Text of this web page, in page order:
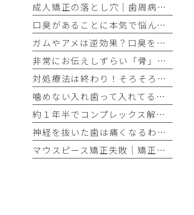
成人矯正の落とし穴｜歯周病放置で歯が抜けた
口臭があることに本気で悩んでいるのなら、口臭を本気で治そう
ガムやアメは逆効果？口臭を「ごまかす人」と「治す人」の決定的な違い
非常にお伝えしずらい「骨」の話・・・骨は元には戻せない？
対処療法は終わり！そろそろ本気でお口の健康とは何かを考えませんか
噛めない入れ歯って入れてる意味ありますか？
約１年半でコンプレックス解消｜大変だけどやって良かった歯の矯正治療
神経を抜いた歯は痛くなるわけがない！それは嘘です
マウスピース矯正失敗｜矯正したのに後戻り｜最近よく聞くけどそれってなんで？